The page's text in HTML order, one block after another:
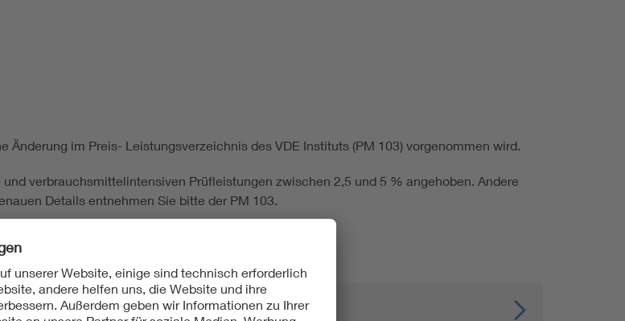
im Preis- Leistungsverzeichnis des VDE Instituts (PM 103) vorgenommen wird.
verbrauchsmittelintensiven Prüfleistungen zwischen 2,5 und 5 % angehoben. Andere
Details entnehmen Sie bitte der PM 103.
Aktuelle Veranstaltungen